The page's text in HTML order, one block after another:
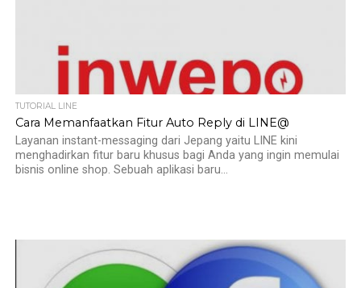
TUTORIAL LINE
Cara Memanfaatkan Fitur Auto Reply di LINE@
Layanan instant-messaging dari Jepang yaitu LINE kini
menghadirkan fitur baru khusus bagi Anda yang ingin memulai
bisnis online shop. Sebuah aplikasi baru...